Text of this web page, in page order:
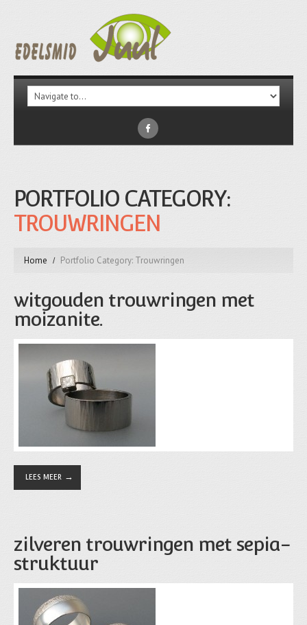
PORTFOLIO CATEGORY:
TROUWRINGEN
Home Portfolio Category: Trouwringen
witgouden trouwringen met
moizanite.
LEES MEER
zilveren trouwringen met sepia-
struktuur